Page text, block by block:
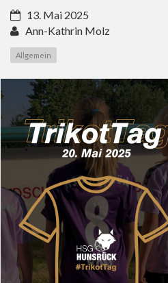
13. Mai 2025
Ann-Kathrin Molz
Allgemein